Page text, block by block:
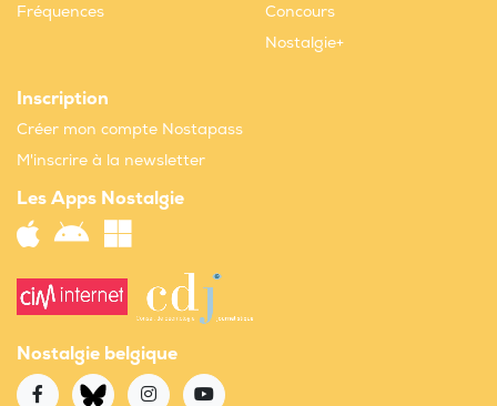
Fréquences
Concours
Nostalgie+
Inscription
Créer mon compte Nostapass
M'inscrire à la newsletter
Les Apps Nostalgie
Nostalgie belgique